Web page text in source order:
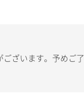
ざいます。予めご